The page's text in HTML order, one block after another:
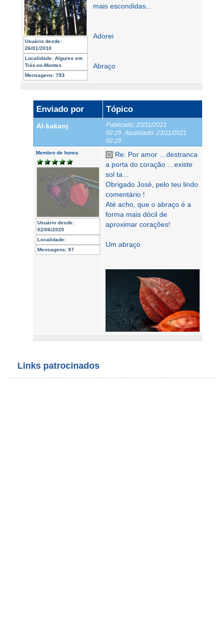
Usuário desde:
26/01/2010
Localidade: Algures em
Trás-os-Montes
Mensagens: 793
mais escondidas...
Adorei
Abraço
Enviado por Tópico
Al-kakanj Publicado: 23/11/2021
02:29 Atualizado: 23/11/2021
02:29
Membro de honra
Usuário desde:
02/06/2020
Localidade:
Mensagens: 97
Re: Por amor …destranca
a porta do coração …existe
sol ta...
Obrigado José, pelo teu lindo
comentário !
Até acho, que o abraço é a
forma mais dócil de
aproximar corações!
Um abraço
Links patrocinados